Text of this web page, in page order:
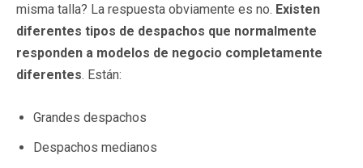
misma talla? La respuesta obviamente es no. Existen
diferentes tipos de despachos que normalmente
responden a modelos de negocio completamente
diferentes. Están:
Grandes despachos
Despachos medianos